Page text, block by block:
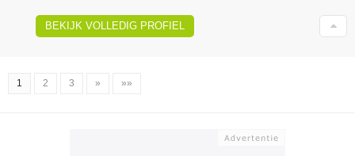
BEKIJK VOLLEDIG PROFIEL
1 2 3 » »»